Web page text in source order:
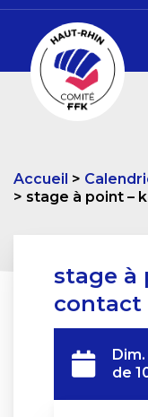
Accueil
stage à point –
stage à
contact
de